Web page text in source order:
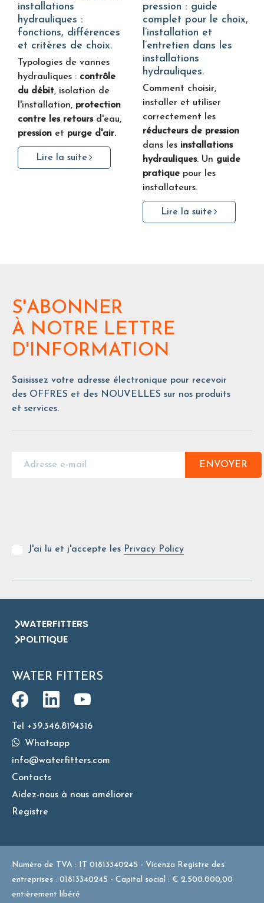
installations
hydrauliques :
fonctions, différences
et critères de choix.
Typologies de vannes
hydrauliques : contrôle
du débit, isolation de
l'installation, protection
contre les retoursd'eau,
pression et purge d'air.
Lire la suite
pression : guide
complet pour le choix,
l’installation et
l’entretien dans les
installations
hydrauliques.
Comment choisir,
installer et utiliser
correctement les
réducteurs de pression
dans les installations
hydrauliques. Un guide
pratique pour les
installateurs.
Lire la suite
S'ABONNER
À NOTRE LETTRE
D'INFORMATION
Saisissez votre adresse électronique pour recevoir
des OFFRES et des NOUVELLES sur nos produits
et services.
ENVOYER
J'ai lu et j'accepte les Privacy Policy
WATERFITTERS
POLITIQUE
WATER FITTERS
Tel +39.346.8194316
Whatsapp
info@waterfitters.com
Contacts
Aidez-nous à nous améliorer
Registre
Numéro de TVA : IT 01813340245 - Vicenza Registre des
entreprises : 01813340245 - Capital social : € 2.500.000,00
entièrement libéré